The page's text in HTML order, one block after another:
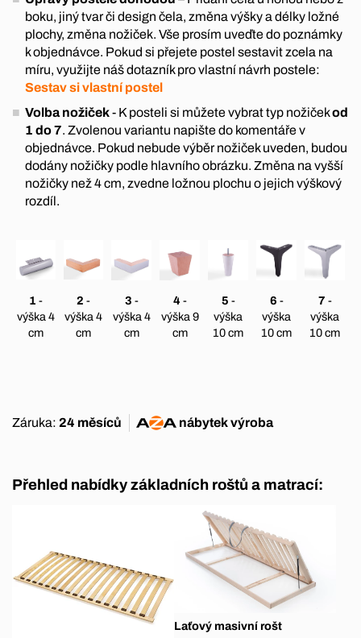
boku, jiný tvar či design čela, změna výšky a délky ložné
plochy, změna nožiček. Vše prosím uveďte do poznámky
k objednávce. Pokud si přejete postel sestavit zcela na
míru, využijte náš dotazník pro vlastní návrh postele:
Sestav si vlastní postel
Volba nožiček- K posteli si můžete vybrat typ nožičekod
1 do 7. Zvolenou variantu napište do komentáře v
objednávce. Pokud nebude výběr nožiček uveden, budou
dodány nožičky podle hlavního obrázku. Změna na vyšší
nožičky než 4 cm, zvedne ložnou plochu o jejich výškový
rozdíl.
1 -
výška 4
cm
2 -
výška 4
cm
3 -
výška 4
cm
4 -
výška 9
cm
5 -
výška
10 cm
6 -
výška
10 cm
7 -
výška
10 cm
Záruka: 24 měsíců nábytekvýroba
Přehled nabídky základních roštů a matrací:
Laťový masivní rošt